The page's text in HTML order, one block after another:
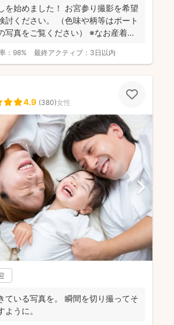
を始めました！ お宮参り撮影を希望
討ください。 （色味や柄等はポート
写真をご覧ください） ※なお産着は
： 98% 最終アクティブ： 3日以内
4.9 (380)女性
ている写真を。 瞬間を切り撮ってそ
うに。